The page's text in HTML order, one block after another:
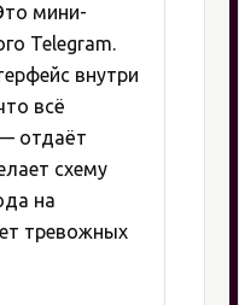
мини-
Telegram.
внутри
всё
отдаёт
схему
на
тревожных